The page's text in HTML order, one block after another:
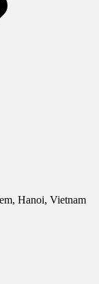
Hanoi, Vietnam